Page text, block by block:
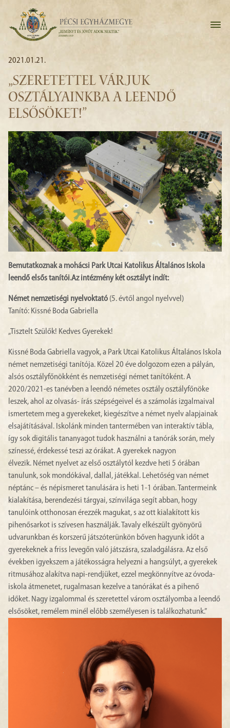
2021.01.21.
„SZERETETTEL VÁRJUK
OSZTÁLYAINKBA A LEENDŐ
ELSŐSÖKET!”
Bemutatkoznak a mohácsi Park Utcai Katolikus Általános Iskola
leendő elsős tanítói.Az intézmény két osztályt indít:
Német nemzetiségi nyelvoktató (5. évtől angol nyelvvel)
Tanító: Kissné Boda Gabriella
„Tisztelt Szülők! Kedves Gyerekek!
Kissné Boda Gabriella vagyok, a Park Utcai Katolikus Általános Iskola
német nemzetiségi tanítója. Közel 20 éve dolgozom ezen a pályán,
alsós osztályfőnökként és nemzetiségi német tanítóként. A
2020/2021-es tanévben a leendő németes osztály osztályfőnöke
leszek, ahol az olvasás- írás szépségeivel és a számolás izgalmaival
ismertetem meg a gyerekeket, kiegészítve a német nyelv alapjainak
elsajátításával. Iskolánk minden tantermében van interaktív tábla,
így sok digitális tananyagot tudok használni a tanórák során, mely
színessé, érdekessé teszi az órákat. A gyerekek nagyon
élvezik. Német nyelvet az első osztálytól kezdve heti 5 órában
tanulunk, sok mondókával, dallal, játékkal. Lehetőség van német
néptánc – és népismeret tanulására is heti 1-1 órában. Tantermeink
kialakítása, berendezési tárgyai, színvilága segít abban, hogy
tanulóink otthonosan érezzék magukat, s az ott kialakított kis
pihenősarkot is szívesen használják. Tavaly elkészült gyönyörű
udvarunkban és korszerű játszóterünkön bőven hagyunk időt a
gyerekeknek a friss levegőn való játszásra, szaladgálásra. Az első
években igyekszem a játékosságra helyezni a hangsúlyt, a gyerekek
ritmusához alakítva napi-rendjüket, ezzel megkönnyítve az óvoda-
iskola átmenetet, rugalmasan kezelve a tanórákat és a pihenő
időket. Nagy izgalommal és szeretettel várom osztályomba a leendő
elsősöket, remélem minél előbb személyesen is találkozhatunk.”